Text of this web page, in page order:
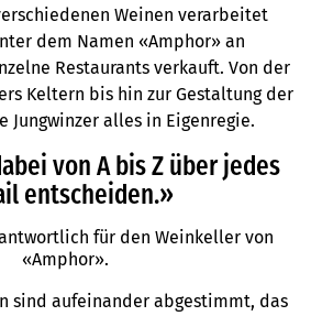
Weinen verarbeitet
dem Namen «Amphor» an
Restaurants verkauft. Von der
Keltern bis hin zur Gestaltung der
Jungwinzer alles in Eigenregie.
von A bis Z über jedes
entscheiden.»
für den Weinkeller von
«Amphor».
sind aufeinander abgestimmt, das